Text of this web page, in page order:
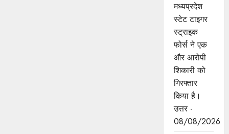
मध्यप्रदेश
स्टेट टाइगर
स्ट्राइक
फोर्स ने एक
और आरोपी
शिकारी को
गिरफ्तार
किया है।
उत्तर -
08/08/2026